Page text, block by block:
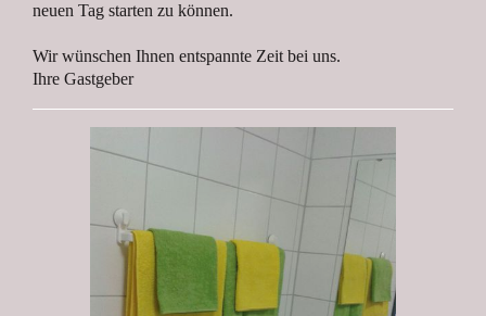
neuen Tag starten zu können.
Wir wünschen Ihnen entspannte Zeit bei uns.
Ihre Gastgeber